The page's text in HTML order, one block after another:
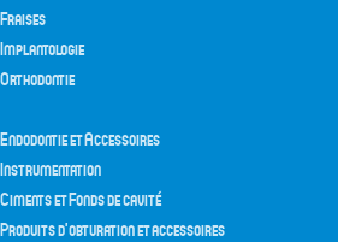
Fraises
Implantologie
Orthodontie
Endodontie et Accessoires
Instrumentation
Ciments et Fonds de cavité
Produits d’obturation et accessoires